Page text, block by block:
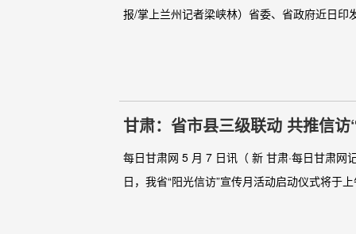
报/掌上兰州记者梁峡林）省委、省政府近日
甘肃：省市县三级联动 共推信访
每日甘肃网 5 月 7 日讯（ 新 甘肃·每日甘肃网
日，我省“阳光信访”宣传月活动启动仪式将于